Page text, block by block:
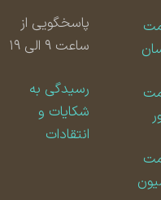
پاسخگویی از
ساعت ۹ الی ۱۹
رسیدگی به
شکایات و
انتقادات